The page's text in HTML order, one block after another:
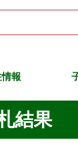
報
結果